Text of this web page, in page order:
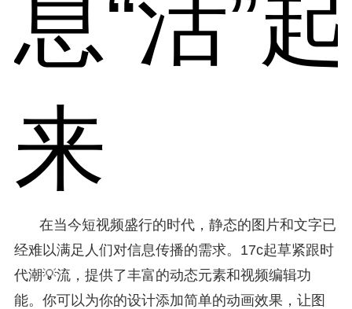
息“活”起
来
在当今短视频盛行的时代，静态的图片和文字已
经难以满足人们对信息传播的需求。17c起草紧跟时
代潮💡流，提供了丰富的动态元素和视频编辑功
能。你可以为你的设计添加简单的动画效果，让图